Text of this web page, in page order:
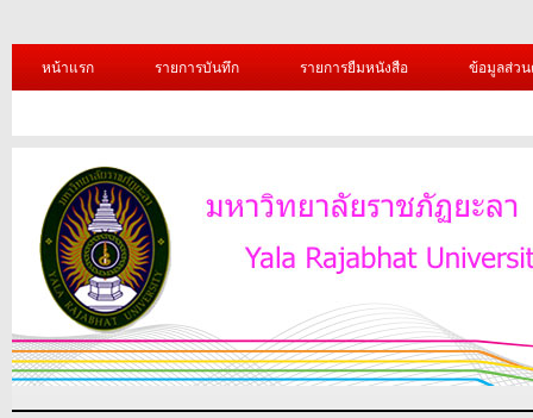
หน้าแรก รายการบันทึก รายการยืมหนังสือ ข้อมูลส่ว